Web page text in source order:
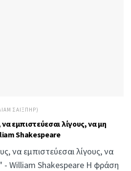
ΣΑΊΞΠΗΡ)
εμπιστεύεσαι λίγους, να μη
Shakespeare
να εμπιστεύεσαι λίγους, να
- William Shakespeare Η φράση